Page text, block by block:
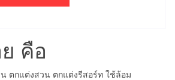
คือ
ตกแต่งสวน ตกแต่งรีสอร์ท ใช้ล้อม